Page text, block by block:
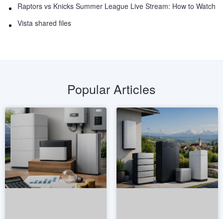
Raptors vs Knicks Summer League Live Stream: How to Watch
Vista shared files
Popular Articles